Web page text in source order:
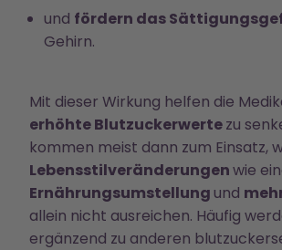
und fördern das
Gehirn.
Mit dieser Wirkung helfen die
erhöhte Blutzuckerwertezu
kommen meist dann zum Einsatz,
Lebensstilveränderungenwie
Ernährungsumstellungund
allein nicht ausreichen. Häufig
ergänzend zu anderen